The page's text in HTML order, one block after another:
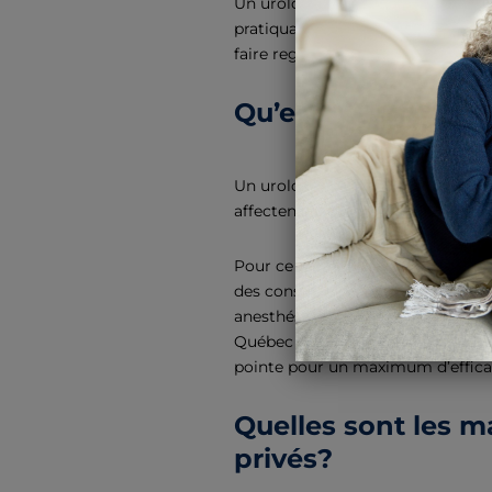
pratiquant l’intervention
faire regagner votre bien-être
Qu’est-ce qu’un
Un urologue en pratique privée ,
affectent l’appareil génito-
Pour ce qui est des Cliniques
des consultations, des examens
anesthésie générale auCentre de
Québec à qui le Centre réserve
pointe pour un maximum
Quelles sont les
privés?